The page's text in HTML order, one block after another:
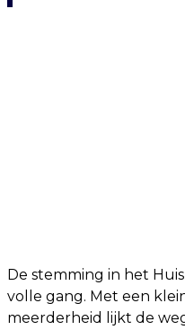
De stemming in het
volle gang. Met een
meerderheid lijkt de